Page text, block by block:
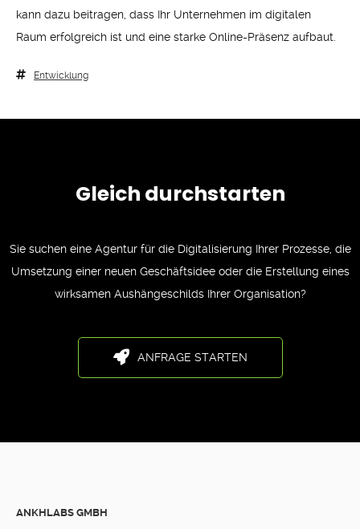
kann dazu beitragen, dass Ihr Unternehmen im digitalen
Raum erfolgreich ist und eine starke Online-Präsenz aufbaut.
Entwicklung
Gleich durchstarten
Sie suchen eine Agentur für die Digitalisierung Ihrer Prozesse, die
Umsetzung einer neuen Geschäftsidee oder die Erstellung eines
wirksamen Aushängeschilds Ihrer Organisation?
ANFRAGE STARTEN
ANKHLABS GMBH